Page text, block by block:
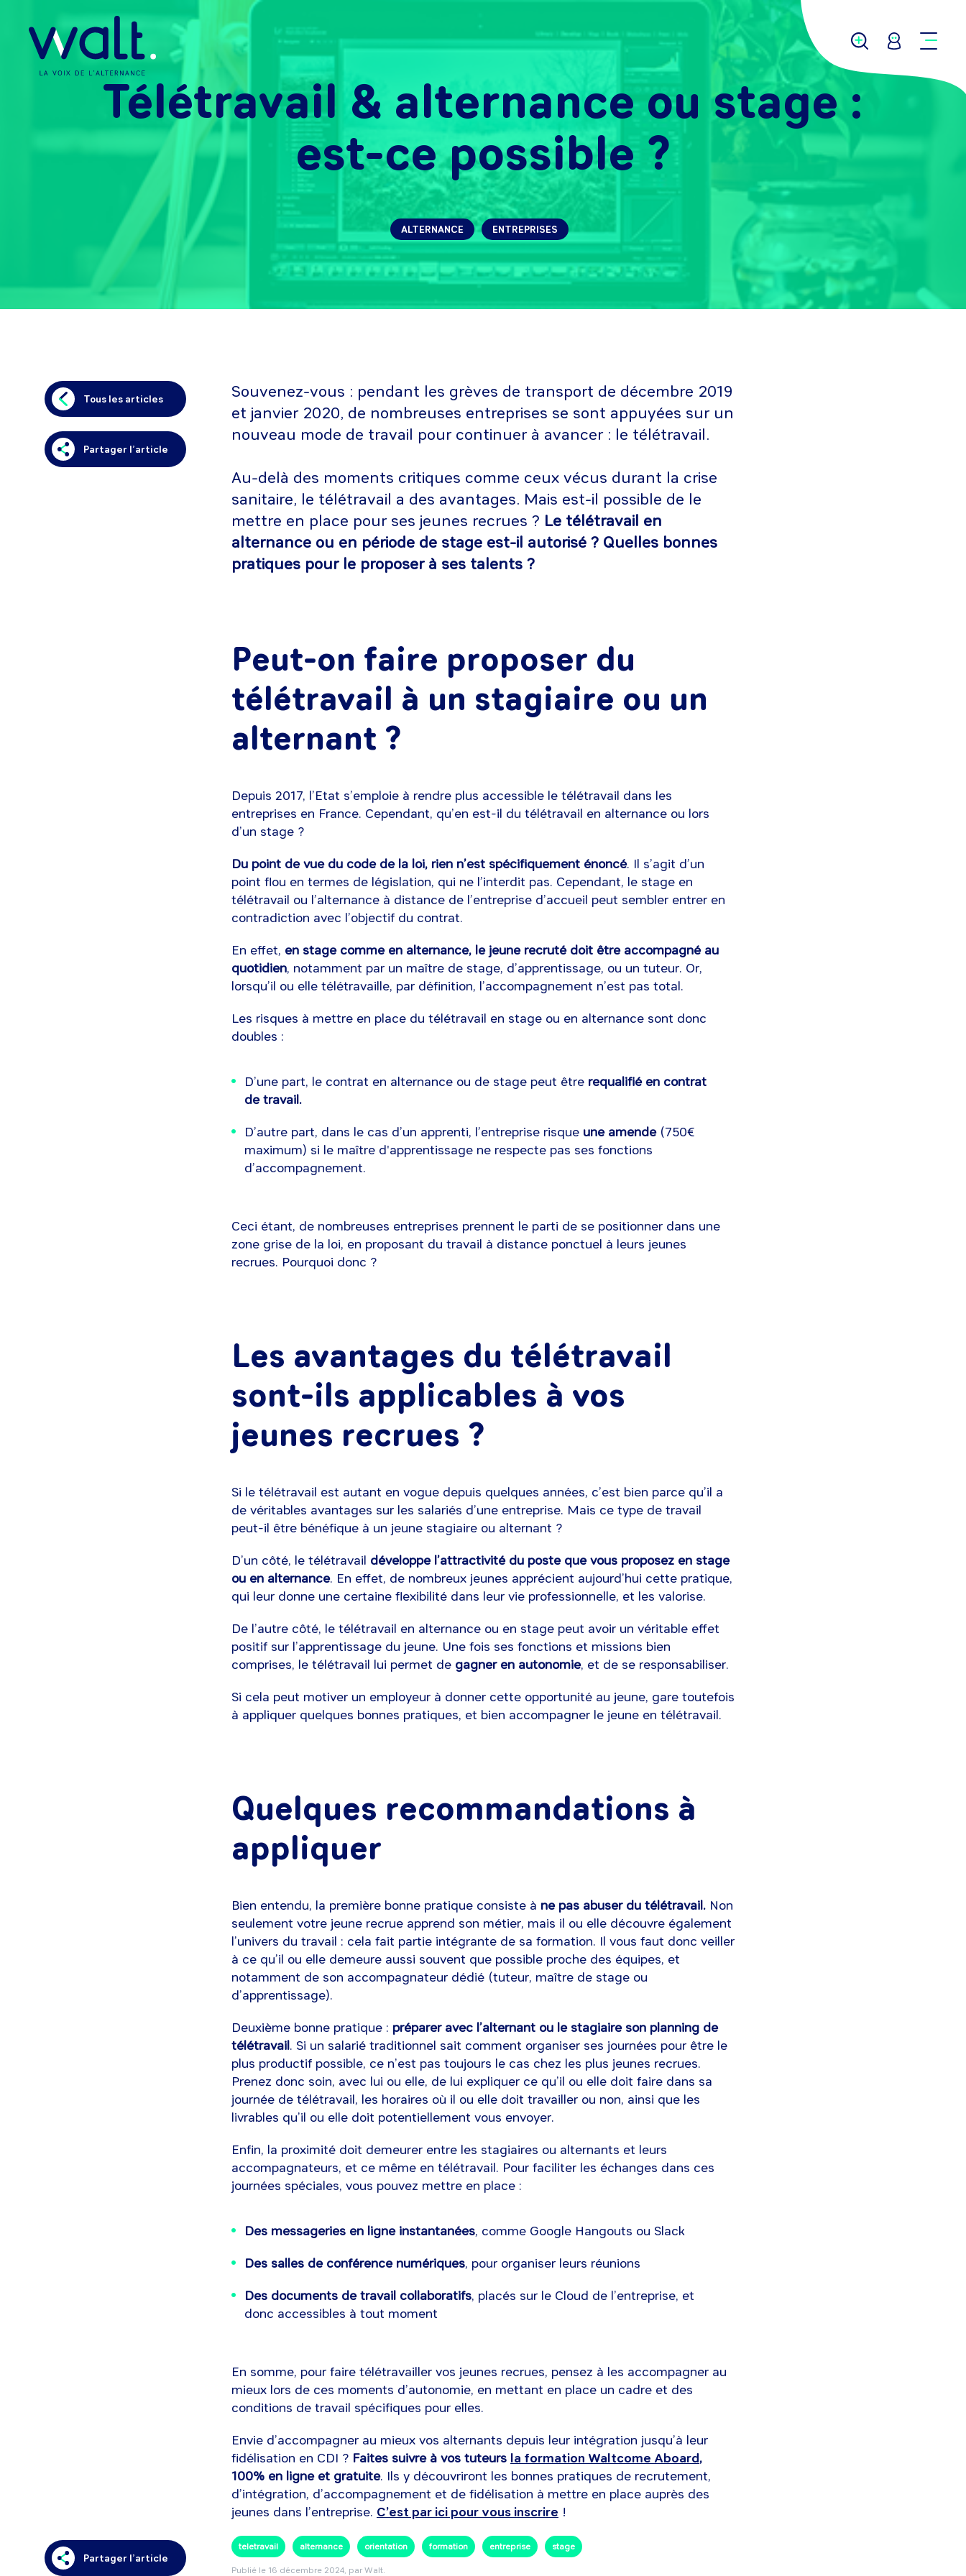
Télétravail & alternance ou stage :
est-ce possible ?
ALTERNANCE ENTREPRISES
Tous les articles
Partager l’article
Partager l’article
Souvenez-vous : pendant les grèves de transport de décembre 2019
et janvier 2020, de nombreuses entreprises se sont appuyées sur un
nouveau mode de travail pour continuer à avancer : le télétravail.
Au-delà des moments critiques comme ceux vécus durant la crise
sanitaire, le télétravail a des avantages. Mais est-il possible de le
mettre en place pour ses jeunes recrues ? Le télétravail en
alternance ou en période de stage est-il autorisé ? Quelles bonnes
pratiques pour le proposer à ses talents ?
Peut-on faire proposer du
télétravail à un stagiaire ou un
alternant ?
Depuis 2017, l’Etat s’emploie à rendre plus accessible le télétravail dans les
entreprises en France. Cependant, qu’en est-il du télétravail en alternance ou lors
d’un stage ?
Du point de vue du code de la loi, rien n’est spécifiquement énoncé. Il s’agit d’un
point flou en termes de législation, qui ne l’interdit pas. Cependant, le stage en
télétravail ou l’alternance à distance de l’entreprise d’accueil peut sembler entrer en
contradiction avec l’objectif du contrat.
En effet, en stage comme en alternance, le jeune recruté doit être accompagné au
quotidien, notamment par un maître de stage, d’apprentissage, ou un tuteur. Or,
lorsqu’il ou elle télétravaille, par définition, l’accompagnement n’est pas total.
Les risques à mettre en place du télétravail en stage ou en alternance sont donc
doubles :
D’une part, le contrat en alternance ou de stage peut être requalifié en contrat
de travail.
D’autre part, dans le cas d’un apprenti, l’entreprise risque une amende(750€
maximum) si le maître d'apprentissage ne respecte pas ses fonctions
d’accompagnement.
Ceci étant, de nombreuses entreprises prennent le parti de se positionner dans une
zone grise de la loi, en proposant du travail à distance ponctuel à leurs jeunes
recrues. Pourquoi donc ?
Les avantages du télétravail
sont-ils applicables à vos
jeunes recrues ?
Si le télétravail est autant en vogue depuis quelques années, c’est bien parce qu’il a
de véritables avantages sur les salariés d’une entreprise. Mais ce type de travail
peut-il être bénéfique à un jeune stagiaire ou alternant ?
D’un côté, le télétravail développe l’attractivité du poste que vous proposez en stage
ou en alternance. En effet, de nombreux jeunes apprécient aujourd’hui cette pratique,
qui leur donne une certaine flexibilité dans leur vie professionnelle, et les valorise.
De l’autre côté, le télétravail en alternance ou en stage peut avoir un véritable effet
positif sur l’apprentissage du jeune. Une fois ses fonctions et missions bien
comprises, le télétravail lui permet de gagner en autonomie, et de se responsabiliser.
Si cela peut motiver un employeur à donner cette opportunité au jeune, gare toutefois
à appliquer quelques bonnes pratiques, et bien accompagner le jeune en télétravail.
Quelques recommandations à
appliquer
Bien entendu, la première bonne pratique consiste à ne pas abuser du télétravail. Non
seulement votre jeune recrue apprend son métier, mais il ou elle découvre également
l’univers du travail : cela fait partie intégrante de sa formation. Il vous faut donc veiller
à ce qu’il ou elle demeure aussi souvent que possible proche des équipes, et
notamment de son accompagnateur dédié (tuteur, maître de stage ou
d’apprentissage).
Deuxième bonne pratique : préparer avec l’alternant ou le stagiaire son planning de
télétravail. Si un salarié traditionnel sait comment organiser ses journées pour être le
plus productif possible, ce n’est pas toujours le cas chez les plus jeunes recrues.
Prenez donc soin, avec lui ou elle, de lui expliquer ce qu’il ou elle doit faire dans sa
journée de télétravail, les horaires où il ou elle doit travailler ou non, ainsi que les
livrables qu’il ou elle doit potentiellement vous envoyer.
Enfin, la proximité doit demeurer entre les stagiaires ou alternants et leurs
accompagnateurs, et ce même en télétravail. Pour faciliter les échanges dans ces
journées spéciales, vous pouvez mettre en place :
Des messageries en ligne instantanées, comme Google Hangouts ou Slack
Des salles de conférence numériques, pour organiser leurs réunions
Des documents de travail collaboratifs, placés sur le Cloud de l’entreprise, et
donc accessibles à tout moment
En somme, pour faire télétravailler vos jeunes recrues, pensez à les accompagner au
mieux lors de ces moments d’autonomie, en mettant en place un cadre et des
conditions de travail spécifiques pour elles.
Envie d’accompagner au mieux vos alternants depuis leur intégration jusqu’à leur
fidélisation en CDI ? Faites suivre à vos tuteurs la formation Waltcome Aboard,
100% en ligne et gratuite. Ils y découvriront les bonnes pratiques de recrutement,
d’intégration, d’accompagnement et de fidélisation à mettre en place auprès des
jeunes dans l’entreprise. C’est par ici pour vous inscrire !
teletravail alternance orientation formation entreprise stage
Publié le 16 décembre 2024, par Walt.